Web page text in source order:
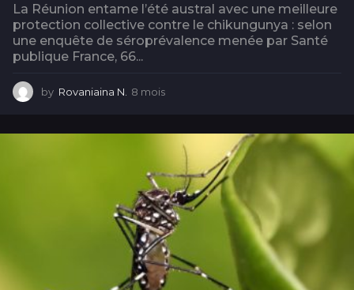
La Réunion entame l’été austral avec une meilleure
protection collective contre le chikungunya : selon
une enquête de séroprévalence menée par Santé
publique France, 66...
by Rovaniaina N. 8 mois
i